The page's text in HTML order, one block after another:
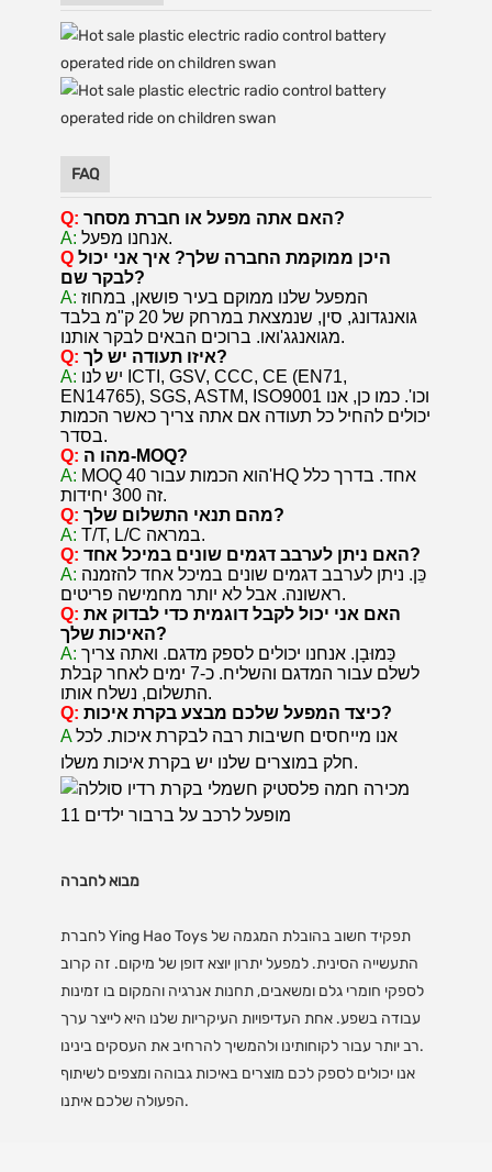
FAQ
Q:
האם אתה מפעל או חברת מסחר?
A:
אנחנו מפעל.
Qהיכן ממוקמת החברה שלך? איך אני יכול
לבקר שם?
A: המפעל שלנו ממוקם בעיר פושאן, במחוז
גואנגדונג, סין, שנמצאת במרחק של 20 ק"מ בלבד
מגואנגג'ואו. ברוכים הבאים לבקר אותנו.
Q:
איזו תעודה יש לך?
A: יש לנו ICTI, GSV, CCC, CE (EN71,
EN14765), SGS, ASTM, ISO9001 וכו'. כמו כן, אנו
יכולים להחיל כל תעודה אם אתה צריך כאשר הכמות
בסדר.
Q:
מהו ה-MOQ?
A: MOQ הוא הכמות עבור 40'HQ אחד. בדרך כלל
זה 300 יחידות.
Q:
מהם תנאי התשלום שלך?
A:
T/T, L/C במראה.
Q:
האם ניתן לערבב דגמים שונים במיכל אחד?
A: כֵּן. ניתן לערבב דגמים שונים במיכל אחד להזמנה
ראשונה. אבל לא יותר מחמישה פריטים.
Q: האם אני יכול לקבל דוגמית כדי לבדוק את
האיכות שלך?
A: כַּמוּבָן. אנחנו יכולים לספק מדגם. ואתה צריך
לשלם עבור המדגם והשליח. כ-7 ימים לאחר קבלת
התשלום, נשלח אותו.
Q:
כיצד המפעל שלכם מבצע בקרת איכות?
Aאנו מייחסים חשיבות רבה לבקרת איכות. לכל
חלק במוצרים שלנו יש בקרת איכות משלו.
מבוא לחברה
לחברת Ying Hao Toys תפקיד חשוב בהובלת המגמה של
התעשייה הסינית. למפעל יתרון יוצא דופן של מיקום. זה קרוב
לספקי חומרי גלם ומשאבים, תחנות אנרגיה והמקום בו זמינות
עבודה בשפע. אחת העדיפויות העיקריות שלנו היא לייצר ערך
רב יותר עבור לקוחותינו ולהמשיך להרחיב את העסקים בינינו.
אנו יכולים לספק לכם מוצרים באיכות גבוהה ומצפים לשיתוף
הפעולה שלכם איתנו.